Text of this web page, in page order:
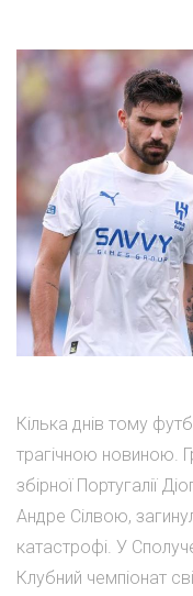
Кілька днів тому
трагічною новиною.
збірної Португалії
Андре Сілвою,
катастрофі. У
Клубний чемпіонат